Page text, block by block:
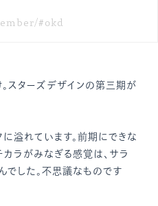
#okd
スターズデザインの第三期が
溢れています。前期にできな
ラがみなぎる感覚は、サラ
でした。不思議なものです